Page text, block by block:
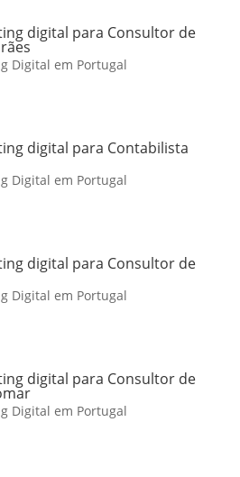
digital para Consultor de
Digital em Portugal
digital para Contabilista
Digital em Portugal
digital para Consultor de
Digital em Portugal
digital para Consultor de
Digital em Portugal